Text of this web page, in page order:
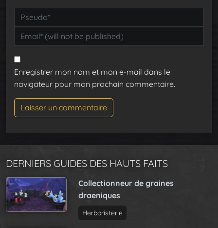
Enregistrer mon nom et mon e-mail dans le
navigateur pour mon prochain commentaire.
DERNIERS GUIDES DES HAUTS FAITS
Collectionneur de graines
draeniques
Herboristerie